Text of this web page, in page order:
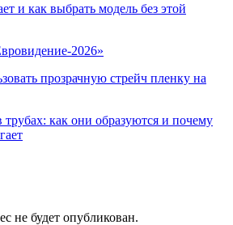
и как выбрать модель без этой
2026»
прозрачную стрейч пленку на
как они образуются и почему
не будет опубликован.